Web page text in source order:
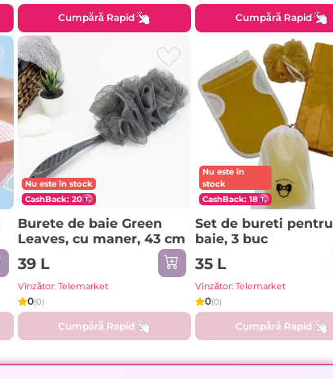
Cumpără Rapid Cumpără Rapid
Nu este în stock
CashBack: 20
Burete de baie Green
Leaves, cu maner, 43 cm
39 L
Vînzător: Telemarket
0(0)
Cumpără Rapid
Nu este în
stock
CashBack: 18
Set de bureti pentru
baie, 3 buc
35 L
Vînzător: Telemarket
0(0)
Cumpără Rapid